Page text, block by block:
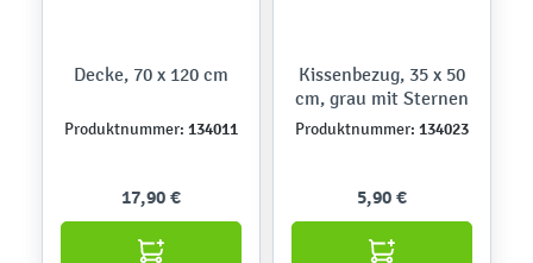
Decke, 70 x 120 cm
Produktnummer: 134011
17,90 €
Kissenbezug, 35 x 50
cm, grau mit Sternen
Produktnummer: 134023
5,90 €